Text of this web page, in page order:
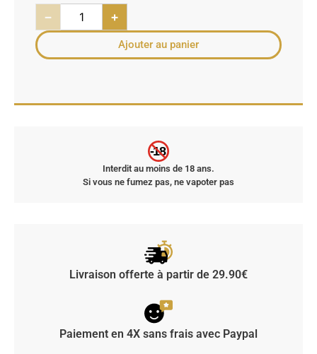
− +
Ajouter au panier
-18
Interdit au moins de 18 ans.
Si vous ne fumez pas, ne vapoter pas
Livraison offerte à partir de 29.90€
Paiement en 4X sans frais avec Paypal